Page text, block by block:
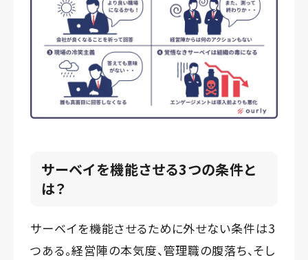
サーベイを機能させる3つの条件と
は？
サーベイを機能させるために外せない条件は3
つある。経営陣の本気度、管理職の腹落ち、そし